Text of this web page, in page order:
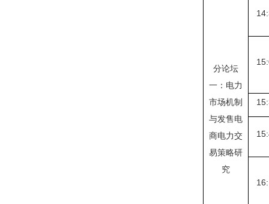
分论坛
一：电力
市场机制
与发售电
商电力交
易策略研
究